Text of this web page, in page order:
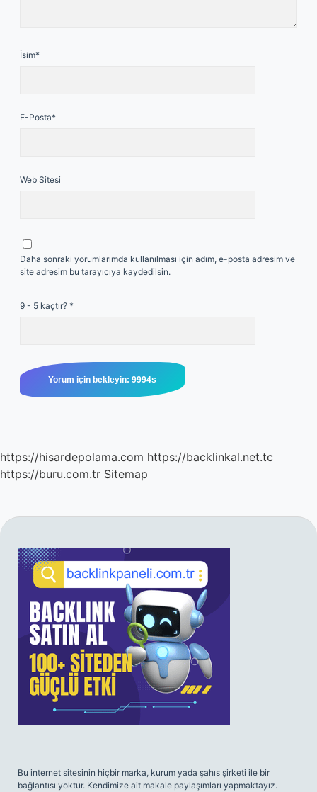
İsim*
E-Posta*
Web Sitesi
Daha sonraki yorumlarımda kullanılması için adım, e-posta adresim ve
site adresim bu tarayıcıya kaydedilsin.
9 - 5 kaçtır? *
https://hisardepolama.com https://backlinkal.net.tc
https://buru.com.tr Sitemap
SIDEBAR
Bu internet sitesinin hiçbir marka, kurum yada şahıs şirketi ile bir
bağlantısı yoktur. Kendimize ait makale paylaşımları yapmaktayız.